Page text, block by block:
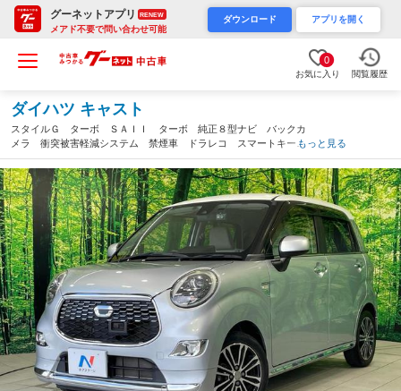
グーネットアプリ RENEW
メアド不要で問い合わせ可能
ダウンロード アプリを開く
0
お気に入り 閲覧履歴
ダイハツ キャスト
スタイルＧ ターボ ＳＡＩＩ ターボ 純正８型ナビ バックカ
メラ 衝突被害軽減システム 禁煙車 ドラレコ スマートキー
ＬＥＤヘッド ＥＴＣ 純正１５インチアルミ オートライト オ
ートエアコン Ｂｌｕｅｔｏｏｔｈ ＣＤ（香川県）
もっと見る